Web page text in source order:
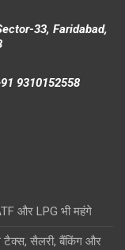
33, Faridabad,
9310152558
और LPG भी महंगे
टैक्स, सैलरी, बैंकिंग और